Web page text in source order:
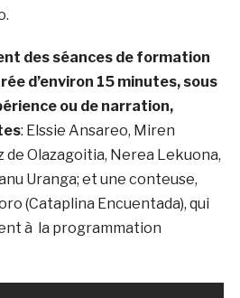
des séances de formation
d’environ 15 minutes, sous
ou de narration,
: Elssie Ansareo, Miren
de Olazagoitia, Nerea Lekuona,
Uranga; et une conteuse,
(Cataplina Encuentada), qui
à la programmation